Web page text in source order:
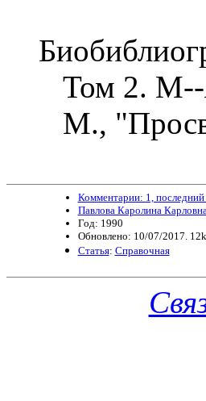
Том 2. М--
М.,
Комментарии: 1,
Павлова Каролина Карловна
Год: 1990
Обновлено: 10/07/2017. 12k.
Статья: Справочная